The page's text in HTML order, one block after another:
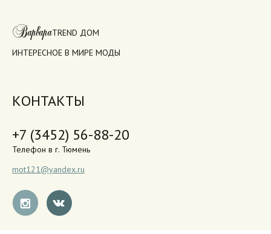
ВарвараTREND ДОМ
ИНТЕРЕСНОЕ В МИРЕ МОДЫ
КОНТАКТЫ
+7 (3452) 56-88-20
Телефон в г. Тюмень
mot121@yandex.ru